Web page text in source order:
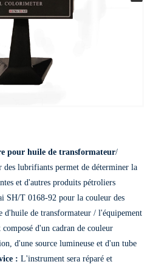
pour huile de transformateur/
des lubrifiants permet de déterminer la
et d'autres produits pétroliers
SH/T 0168-92 pour la couleur des
de transformateur / l'équipement
d'un cadran de couleur
d'une source lumineuse et d'un tube
: L'instrument sera réparé et